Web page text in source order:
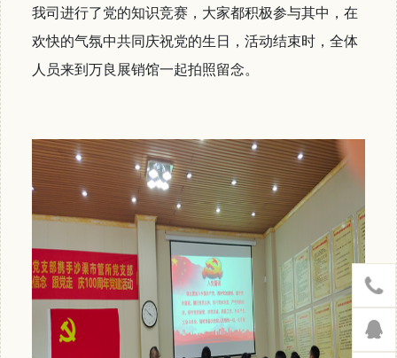
我司进行了党的知识竞赛，大家都积极参与其中，在
欢快的气氛中共同庆祝党的生日，活动结束时，全体
人员来到万良展销馆一起拍照留念。